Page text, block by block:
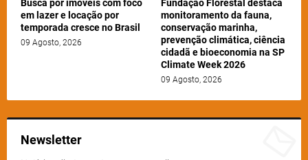
Busca por imóveis com foco
em lazer e locação por
temporada cresce no Brasil
09 Agosto, 2026
Fundação Florestal destaca
monitoramento da fauna,
conservação marinha,
prevenção climática, ciência
cidadã e bioeconomia na SP
Climate Week 2026
09 Agosto, 2026
Newsletter